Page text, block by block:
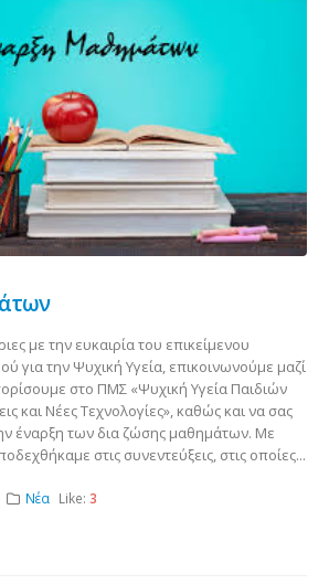
με την ευκαιρία του επικείμενου
για την Ψυχική Υγεία, επικοινωνούμε μαζί
στο ΠΜΣ «Ψυχική Υγεία Παιδιών
και Νέες Τεχνολογίες», καθώς και να σας
έναρξη των δια ζώσης μαθημάτων. Με
στις συνεντεύξεις, στις οποίες...
Νέα Like:3